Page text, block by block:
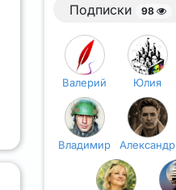
Подписки 98
Валерий Юлия
Владимир Александр